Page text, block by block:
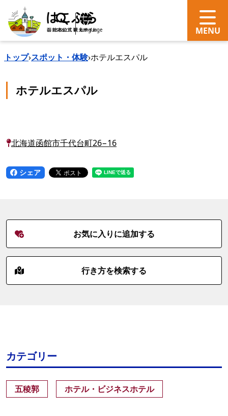
search Language
トップ›スポット・体験›ホテルエスパル
ホテルエスパル
北海道函館市千代台町26−16
シェア
お気に入りに追加する
行き方を検索する
カテゴリー
五稜郭 ホテル・ビジネスホテル